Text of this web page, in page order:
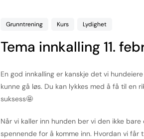
Grunntrening Kurs Lydighet
Tema innkalling 11.
En god innkalling er kanskje det vi
kunne gå løs. Du kan lykkes med å få til en
suksess🤩
Når vi kaller inn hunden ber vi den ikke
spennende for å komme inn. Hvordan vi får